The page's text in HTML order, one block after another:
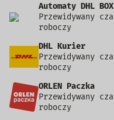
Automaty DHL
Przewidywany
roboczy
DHL Kurier
Przewidywany
roboczy
ORLEN Paczka
Przewidywany
roboczy